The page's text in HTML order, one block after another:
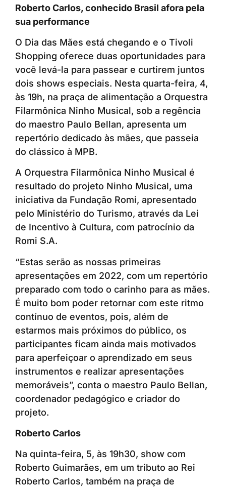
Roberto Carlos, conhecido Brasil afora pela
sua performance
O Dia das Mães está chegando e o Tivoli
Shopping oferece duas oportunidades para
você levá-la para passear e curtirem juntos
dois shows especiais. Nesta quarta-feira, 4,
às 19h, na praça de alimentação a Orquestra
Filarmônica Ninho Musical, sob a regência
do maestro Paulo Bellan, apresenta um
repertório dedicado às mães, que passeia
do clássico à MPB.
A Orquestra Filarmônica Ninho Musical é
resultado do projeto Ninho Musical, uma
iniciativa da Fundação Romi, apresentado
pelo Ministério do Turismo, através da Lei
de Incentivo à Cultura, com patrocínio da
Romi S.A.
“Estas serão as nossas primeiras
apresentações em 2022, com um repertório
preparado com todo o carinho para as mães.
É muito bom poder retornar com este ritmo
contínuo de eventos, pois, além de
estarmos mais próximos do público, os
participantes ficam ainda mais motivados
para aperfeiçoar o aprendizado em seus
instrumentos e realizar apresentações
memoráveis”, conta o maestro Paulo Bellan,
coordenador pedagógico e criador do
projeto.
Roberto Carlos
Na quinta-feira, 5, às 19h30, show com
Roberto Guimarães, em um tributo ao Rei
Roberto Carlos, também na praça de